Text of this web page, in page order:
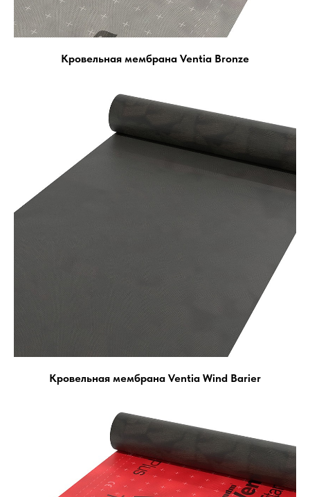
Кровельная мембрана Ventia Bronze
Кровельная мембрана Ventia Wind Barier